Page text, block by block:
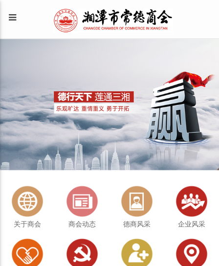
关于商会 商会动态 德商风采 企业风采